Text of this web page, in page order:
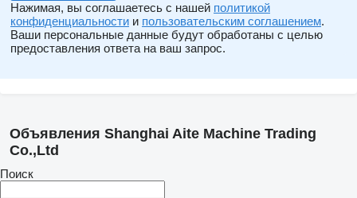
Нажимая, вы соглашаетесь с нашей политикой
конфиденциальности и пользовательским соглашением.
Ваши персональные данные будут обработаны с целью
предоставления ответа на ваш запрос.
Объявления Shanghai Aite Machine Trading
Co.,Ltd
Поиск